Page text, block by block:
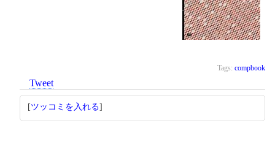
Tags: compbook
Tweet
[ツッコミを入れる]